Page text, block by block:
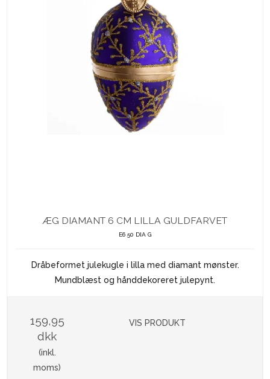
ÆG DIAMANT 6 CM LILLA GULDFARVET
E6 50 DIA G
Dråbeformet julekugle i lilla med diamant mønster.
Mundblæst og hånddekoreret julepynt.
159,95
dkk
(inkl.
moms)
VIS PRODUKT